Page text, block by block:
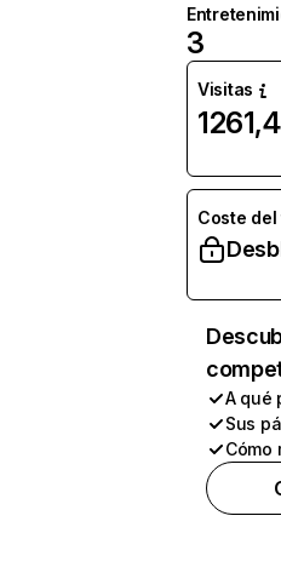
3
Visitas
Coste
A qué
Sus
Cómo